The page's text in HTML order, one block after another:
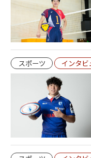
スポーツ インタビ